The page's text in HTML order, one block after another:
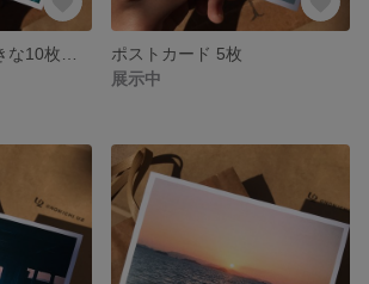
ポストカード 5枚
展示中